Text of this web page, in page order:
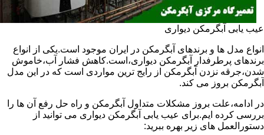
عیب یابی آبگرمکن دیواری
انواع مدل ها و برندهای آبگرمکن در ایران موجود است.یکی از انواع
برندهای پرطرفدار آبگرمکن دیواری،است.کاهش فشار آب،خاموش
شدن،جرقه نزدن آبگرمکن از رایج ترین مواردی است که در این مدل
آبگرمکن بروز می کند.
در ادامه،علت بروز مشکلات متداول آبگرمکن و راه حل رفع آن ها را
بررسی کرده ایم.برای عیب یابی آبگرمکن دیواری می توانید از
دستورالعمل های زیر بهره ببرید: